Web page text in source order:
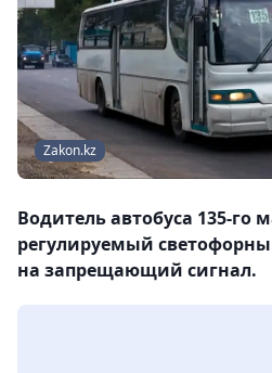
Zakon.kz
Водитель автобуса 135-го
регулируемый
на запрещающий сигнал.